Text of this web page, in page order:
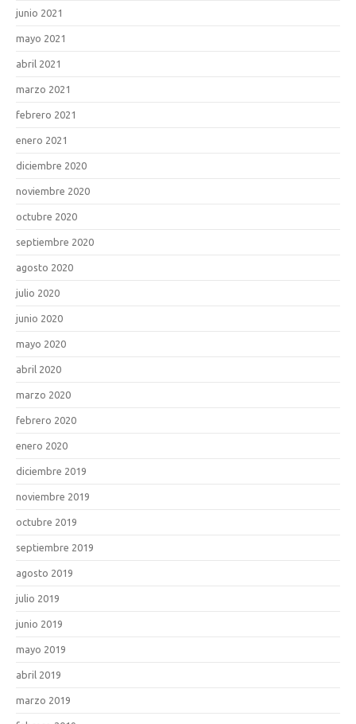
junio 2021
mayo 2021
abril 2021
marzo 2021
febrero 2021
enero 2021
diciembre 2020
noviembre 2020
octubre 2020
septiembre 2020
agosto 2020
julio 2020
junio 2020
mayo 2020
abril 2020
marzo 2020
febrero 2020
enero 2020
diciembre 2019
noviembre 2019
octubre 2019
septiembre 2019
agosto 2019
julio 2019
junio 2019
mayo 2019
abril 2019
marzo 2019